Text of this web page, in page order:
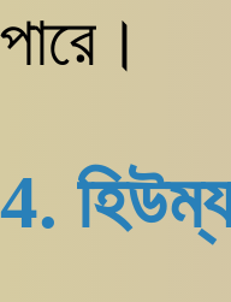
পারে।
4.